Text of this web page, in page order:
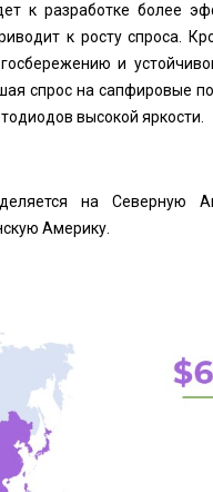
к разработке более
к росту спроса.
и
спрос на сапфировые
высокой яркости.
на Северную
Америку.